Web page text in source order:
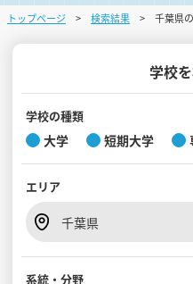
学校を探す
オープンキャ
入試・受験入門
トップページ 検索結果 千葉県
学校
学校の種類
大学 短期大学
エリア
千葉県
系統・分野